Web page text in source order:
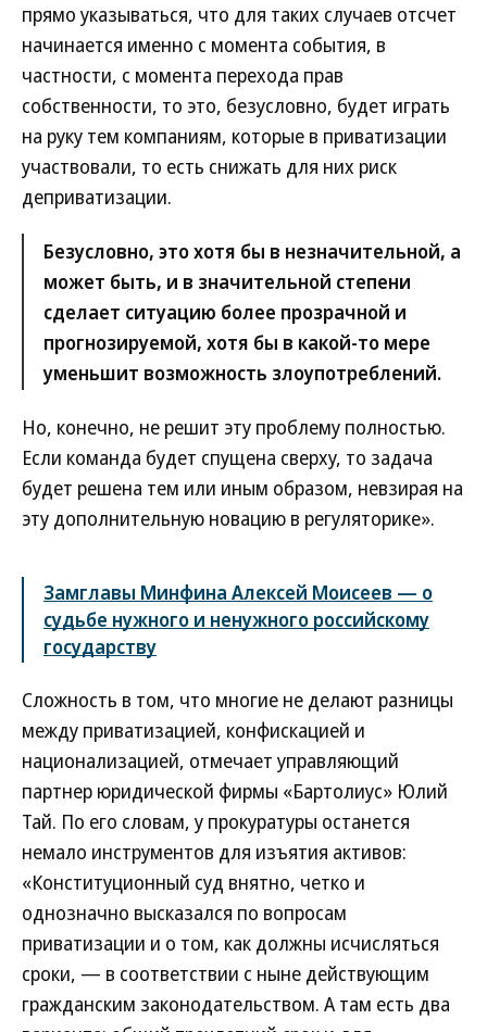
прямо указываться, что для таких случаев отсчет
начинается именно с момента события, в
частности, с момента перехода прав
собственности, то это, безусловно, будет играть
на руку тем компаниям, которые в приватизации
участвовали, то есть снижать для них риск
деприватизации.
Безусловно, это хотя бы в незначительной, а
может быть, и в значительной степени
сделает ситуацию более прозрачной и
прогнозируемой, хотя бы в какой-то мере
уменьшит возможность злоупотреблений.
Но, конечно, не решит эту проблему полностью.
Если команда будет спущена сверху, то задача
будет решена тем или иным образом, невзирая на
эту дополнительную новацию в регуляторике».
Замглавы Минфина Алексей Моисеев — о
судьбе нужного и ненужного российскому
государству
Сложность в том, что многие не делают разницы
между приватизацией, конфискацией и
национализацией, отмечает управляющий
партнер юридической фирмы «Бартолиус» Юлий
Тай. По его словам, у прокуратуры останется
немало инструментов для изъятия активов:
«Конституционный суд внятно, четко и
однозначно высказался по вопросам
приватизации и о том, как должны исчисляться
сроки, — в соответствии с ныне действующим
гражданским законодательством. А там есть два